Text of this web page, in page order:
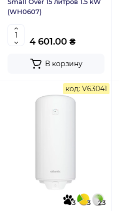
Small Over 15 литров 1.5 kW
(WH0607)
4 601.00 ₴
В корзину
код: V63041
3 3
23